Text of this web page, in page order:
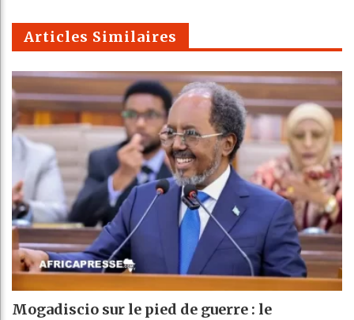
m
Articles Similaires
Mogadiscio sur le pied de guerre : le